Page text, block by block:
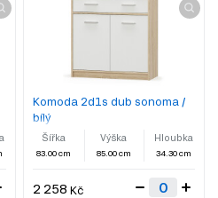
Komoda 2d1s dub sonoma /
bílý
Šířka
83.00 cm
Výška
85.00 cm
Hloubka
34.30 cm
2 258 Kč